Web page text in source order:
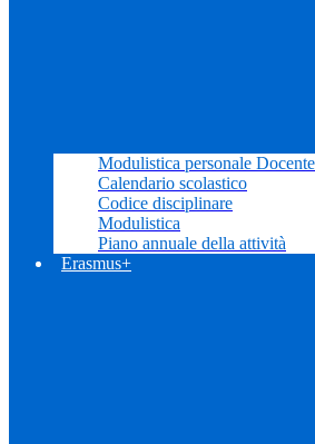
Modulistica personale
Calendario scolastico
Codice disciplinare
Modulistica
Piano annuale della attività
Erasmus+